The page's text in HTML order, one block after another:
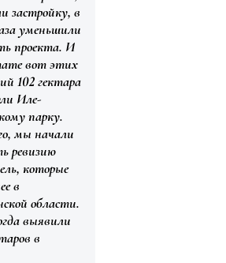
застройку, в
уменьшили
проекта. И
вот этих
102 гектара
Иле-
парку.
мы начали
ревизию
которые
в
области.
выявили
в